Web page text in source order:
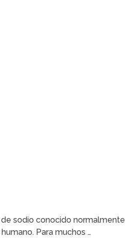
sodio conocido normalmente
Para muchos …